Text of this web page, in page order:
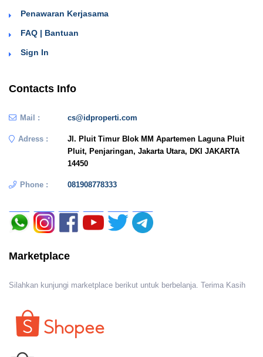
Penawaran Kerjasama
FAQ | Bantuan
Sign In
Contacts Info
Mail : cs@idproperti.com
Adress :
Jl. Pluit Timur Blok MM Apartemen Laguna Pluit
Pluit, Penjaringan, Jakarta Utara, DKI JAKARTA
14450
Phone : 081908778333
Marketplace
Silahkan kunjungi marketplace berikut untuk berbelanja. Terima Kasih